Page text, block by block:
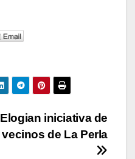
Elogian iniciativa de
vecinos de La Perla